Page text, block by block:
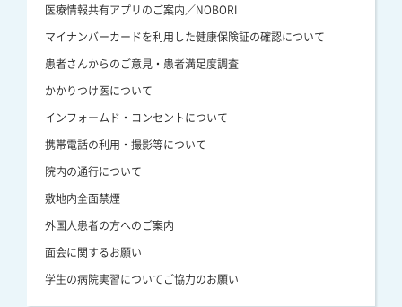
医療情報共有アプリのご案内／NOBORI
マイナンバーカードを利用した健康保険証の確認について
患者さんからのご意見・患者満足度調査
かかりつけ医について
インフォームド・コンセントについて
携帯電話の利用・撮影等について
院内の通行について
敷地内全面禁煙
外国人患者の方へのご案内
面会に関するお願い
学生の病院実習についてご協力のお願い